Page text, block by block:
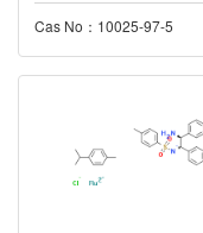
Cas No：10025-97-5